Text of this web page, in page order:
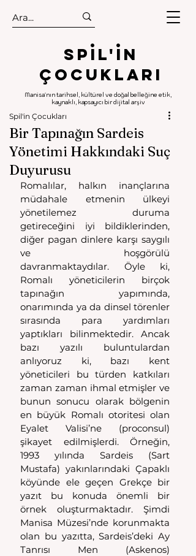
.
.
Spıl'in
Çocukları
Manisa'nın tarihsel, kültürel ve doğal belleğine etik,
kaynaklı, kapsayıcı bir dijital arşiv
Bir Tapınağın Sardeis
Yönetimi Hakkındaki Suç
Duyurusu
Spil'in Çocukları
Romalılar, halkın inançlarına
müdahale etmenin ülkeyi
yönetilemez duruma
getireceğini iyi bildiklerinden,
diğer pagan dinlere karşı saygılı
ve hoşgörülü
davranmaktaydılar. Öyle ki,
Romalı yöneticilerin birçok
tapınağın yapımında,
onarımında ya da dinsel törenler
sırasında para yardımları
yaptıkları bilinmektedir. Ancak
bazı yazılı buluntulardan
anlıyoruz ki, bazı kent
yöneticileri bu türden katkıları
zaman zaman ihmal etmişler ve
bunun sonucu olarak bölgenin
en büyük Romalı otoritesi olan
Eyalet Valisi’ne (proconsul)
şikayet edilmişlerdi. Örneğin,
1993 yılında Sardeis (Sart
Mustafa) yakınlarındaki Çapaklı
köyünde ele geçen Grekçe bir
yazıt bu konuda önemli bir
örnek oluşturmaktadır. Şimdi
Manisa Müzesi’nde korunmakta
olan bu yazıtta, Sardeis’deki Ay
Tanrısı Men (Askenos)